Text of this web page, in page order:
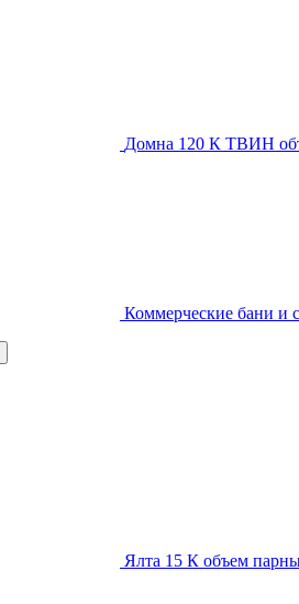
Домна 120 К ТВИН
Коммерческие бани и
Ялта 15 К объем